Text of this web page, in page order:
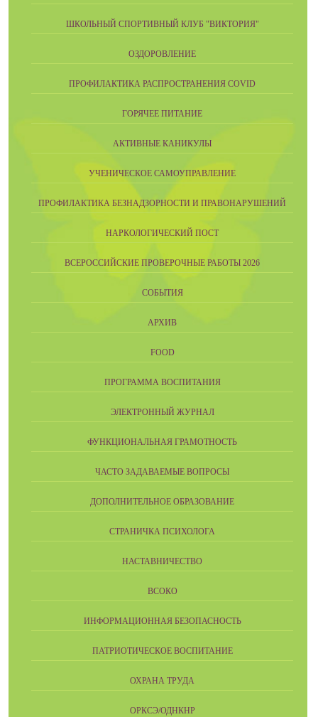
ШКОЛЬНЫЙ СПОРТИВНЫЙ КЛУБ "ВИКТОРИЯ"
ОЗДОРОВЛЕНИЕ
ПРОФИЛАКТИКА РАСПРОСТРАНЕНИЯ COVID
ГОРЯЧЕЕ ПИТАНИЕ
АКТИВНЫЕ КАНИКУЛЫ
УЧЕНИЧЕСКОЕ САМОУПРАВЛЕНИЕ
ПРОФИЛАКТИКА БЕЗНАДЗОРНОСТИ И ПРАВОНАРУШЕНИЙ
НАРКОЛОГИЧЕСКИЙ ПОСТ
ВСЕРОССИЙСКИЕ ПРОВЕРОЧНЫЕ РАБОТЫ 2026
СОБЫТИЯ
АРХИВ
FOOD
ПРОГРАММА ВОСПИТАНИЯ
ЭЛЕКТРОННЫЙ ЖУРНАЛ
ФУНКЦИОНАЛЬНАЯ ГРАМОТНОСТЬ
ЧАСТО ЗАДАВАЕМЫЕ ВОПРОСЫ
ДОПОЛНИТЕЛЬНОЕ ОБРАЗОВАНИЕ
СТРАНИЧКА ПСИХОЛОГА
НАСТАВНИЧЕСТВО
ВСОКО
ИНФОРМАЦИОННАЯ БЕЗОПАСНОСТЬ
ПАТРИОТИЧЕСКОЕ ВОСПИТАНИЕ
ОХРАНА ТРУДА
ОРКСЭ/ОДНКНР